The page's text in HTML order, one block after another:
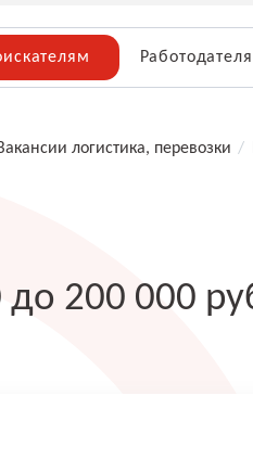
логистика, перевозки /
до 200 000